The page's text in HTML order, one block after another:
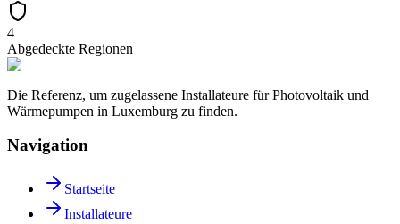
4
Abgedeckte Regionen
Die Referenz, um zugelassene Installateure für Photovoltaik und
Wärmepumpen in Luxemburg zu finden.
Navigation
Startseite
Installateure